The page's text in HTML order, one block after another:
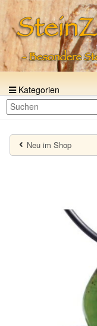
Kategorien
Neu im Shop